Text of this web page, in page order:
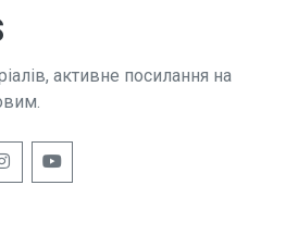
активне посилання на